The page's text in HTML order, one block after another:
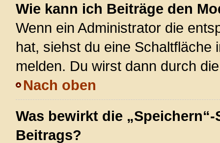
Wie kann ich Beiträge den
Wenn ein Administrator die
hat, siehst du eine
melden. Du wirst dann durch
Nach oben
Was bewirkt die
Beitrags?